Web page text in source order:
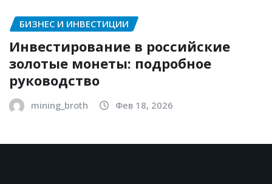
БИЗНЕС И ИНВЕСТИЦИИ
Инвестирование в российские
золотые монеты: подробное
руководство
mining_broth Фев 18, 2026